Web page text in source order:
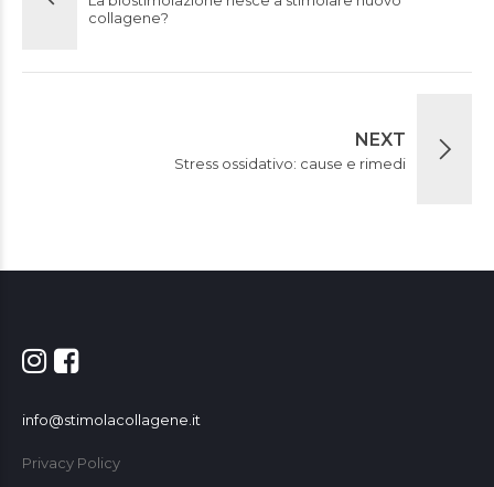
collagene?
NEXT
Stress ossidativo: cause e rimedi
info@stimolacollagene.it
Privacy Policy